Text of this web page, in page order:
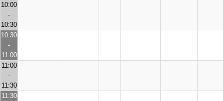
10:00
-
10:30
10:30
-
11:00
11:00
-
11:30
11:30